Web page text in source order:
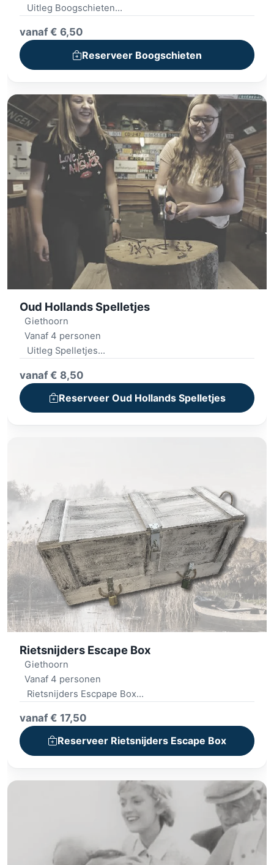
Uitleg Boogschieten
Met begeleiding
Binnenactiviteit
vanaf € 6,50
Reserveer Boogschieten
Oud Hollands Spelletjes
Giethoorn
Vanaf 4 personen
Uitleg Spelletjes
Met begeleiding
vanaf € 8,50
Reserveer Oud Hollands Spelletjes
Rietsnijders Escape Box
Giethoorn
Vanaf 4 personen
Rietsnijders Escpape Box
Puzzels, codes & raadsels
Spanning en samenspel
Drankje & 2 hapjes
vanaf € 17,50
Reserveer Rietsnijders Escape Box